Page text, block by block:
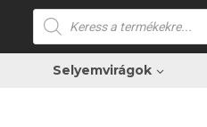
content
Products
search
Selyemvirágok